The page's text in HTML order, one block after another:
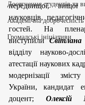
Досягнення студентів та
Академічна доброчесність
Громадські ініціативи
передвищої, вищої
науковців,
гостей. На
виступили Світлана
відділу науково-
атестації наукових
модернізації
України, кандидат
доцент; Олексій